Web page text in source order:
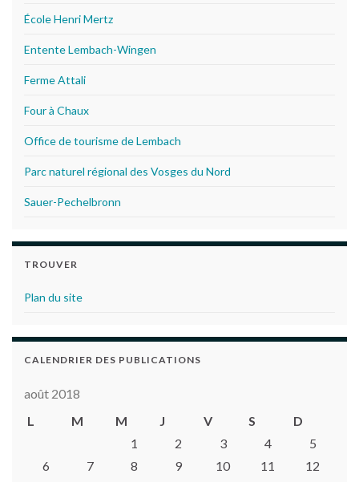
École Henri Mertz
Entente Lembach-Wingen
Ferme Attali
Four à Chaux
Office de tourisme de Lembach
Parc naturel régional des Vosges du Nord
Sauer-Pechelbronn
TROUVER
Plan du site
CALENDRIER DES PUBLICATIONS
août 2018
L
M M J V S
D
1
2 3 4
5
6
7 8 9 10 11
12